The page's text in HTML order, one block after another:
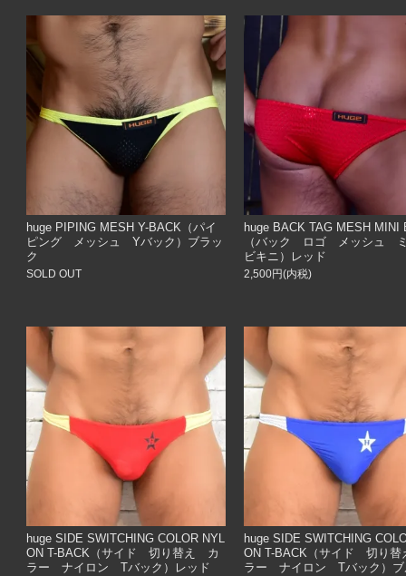
huge PIPING MESH Y-BACK（パイ
ピング メッシュ Yバック）ブラッ
ク
SOLD OUT
huge BACK TAG MESH MINI
（バック ロゴ メッシュ
ビキニ）レッド
2,500円(内税)
huge SIDE SWITCHING COLOR NYL
ON T-BACK（サイド 切り替え カ
ラー ナイロン Tバック）レッド
huge SIDE SWITCHING
ON T-BACK（サイド 切り
ラー ナイロン Tバック）ブ